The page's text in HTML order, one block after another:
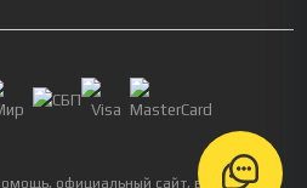
официальный сайт, все права